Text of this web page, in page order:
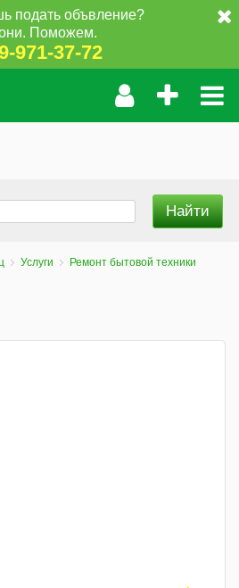
подать объвление?
Поможем.
971-37-72
Услуги Ремонт бытовой техники